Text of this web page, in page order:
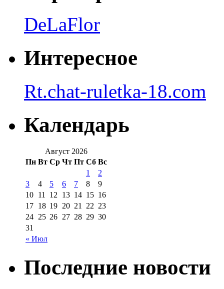
DeLaFlor
Интересное
Rt.chat-ruletka-18.com
Календарь
Август 2026
Пн Вт Ср Чт Пт Сб Вс
« Июл
1
2
3
4 5 6 7 8
9
10 11 12 13 14 15 16
17 18 19 20 21 22 23
24 25 26 27 28 29 30
31
Последние новости